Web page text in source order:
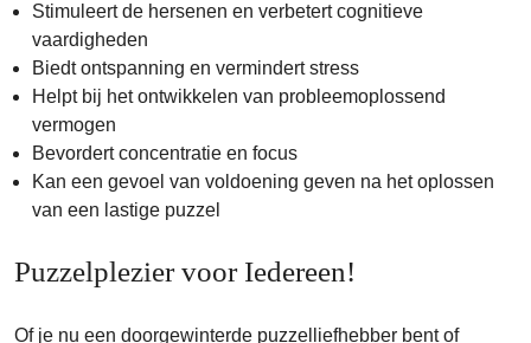
Stimuleert de hersenen en verbetert cognitieve
vaardigheden
Biedt ontspanning en vermindert stress
Helpt bij het ontwikkelen van probleemoplossend
vermogen
Bevordert concentratie en focus
Kan een gevoel van voldoening geven na het oplossen
van een lastige puzzel
Puzzelplezier voor Iedereen!
Of je nu een doorgewinterde puzzelliefhebber bent of